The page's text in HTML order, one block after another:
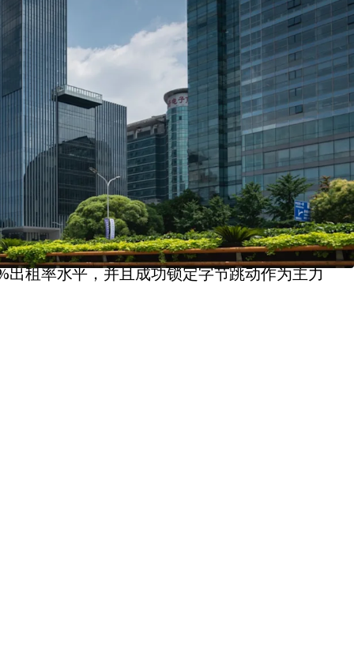
级写字楼投资机会
（A 座：2054 年到期；B/C座：2054 年到
，具备极佳临街展示及楼宇标识机会
选址区域
出租率、由优质并且均衡的国内、外租户组成
出租率水平，并且成功锁定字节跳动作为主力